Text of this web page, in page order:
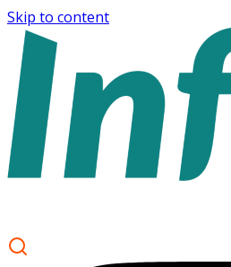
Skip to content